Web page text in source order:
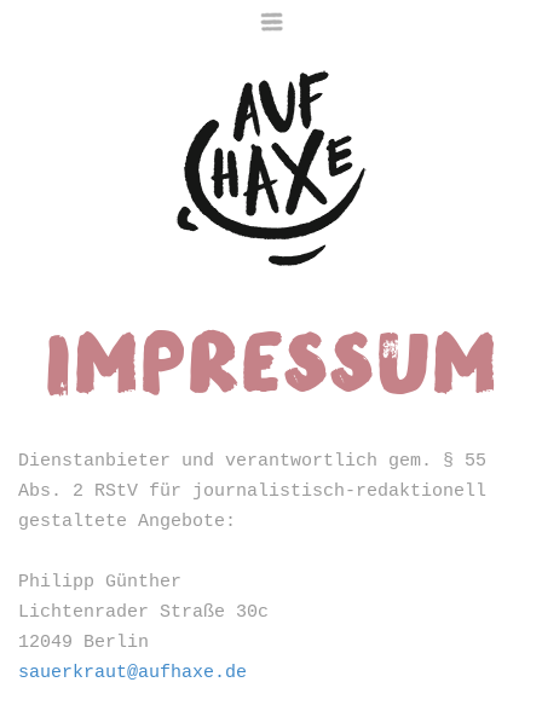
Die nächste Haxe
ist noch im Ofen
Impressum
Dienstanbieter und verantwortlich gem. § 55
Abs. 2 RStV für journalistisch-redaktionell
gestaltete Angebote:
Philipp Günther
Lichtenrader Straße 30c
12049 Berlin
sauerkraut@aufhaxe.de